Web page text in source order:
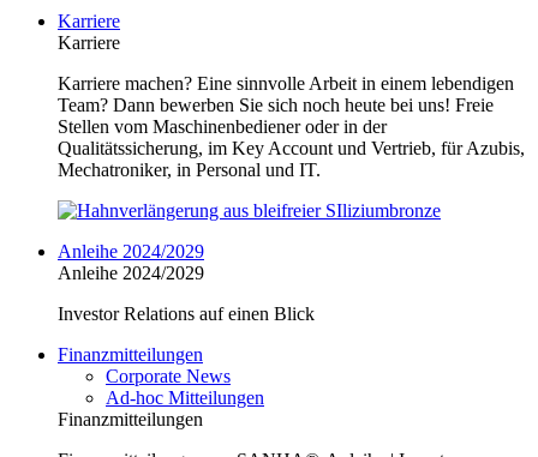
Karriere
Karriere
Karriere machen? Eine sinnvolle Arbeit in einem lebendigen
Team? Dann bewerben Sie sich noch heute bei uns! Freie
Stellen vom Maschinenbediener oder in der
Qualitätssicherung, im Key Account und Vertrieb, für Azubis,
Mechatroniker, in Personal und IT.
Anleihe 2024/2029
Anleihe 2024/2029
Investor Relations auf einen Blick
Finanzmitteilungen
Corporate News
Ad-hoc Mitteilungen
Finanzmitteilungen